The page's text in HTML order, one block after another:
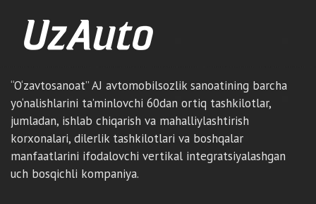
“O‘zavtosanoat” AJ avtomobilsozlik sanoatining barcha
yo‘nalishlarini ta’minlovchi 60dan ortiq tashkilotlar,
jumladan, ishlab chiqarish va mahalliylashtirish
korxonalari, dilerlik tashkilotlari va boshqalar
manfaatlarini ifodalovchi vertikal integratsiyalashgan
uch bosqichli kompaniya.